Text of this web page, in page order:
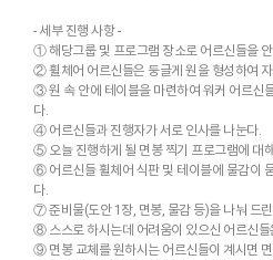
- 세부 진행 사항 -
① 해당그룹 및 프로그램 장소로 어르신들을
② 휠체어 어르신들은 둥글게 원을 형성하여 자
③ 원 속 안에 테이블을 마련하여 워커 어르신
다.
④ 어르신들과 진행자가 서로 인사를 나눈다.
⑤ 오늘 진행하게 될 면봉 찍기 프로그램에 대
⑥ 어르신들 휠체어 식판 및 테이블에 물감이
다.
⑦ 준비물(도안 1장, 면봉, 물감 등)을 나눠 드린
⑧ 스스로 하시는데 어려움이 있으신 어르신들
⑨ 면봉 교체를 원하시는 어르신들이 계시면